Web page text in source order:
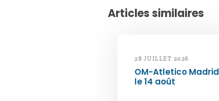
Articles similaires
28 JUILLET 2026
OM-Atletico Madrid
le 14 août